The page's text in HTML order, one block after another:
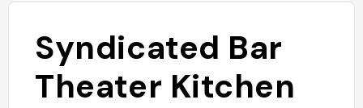
Syndicated Bar
Theater Kitchen